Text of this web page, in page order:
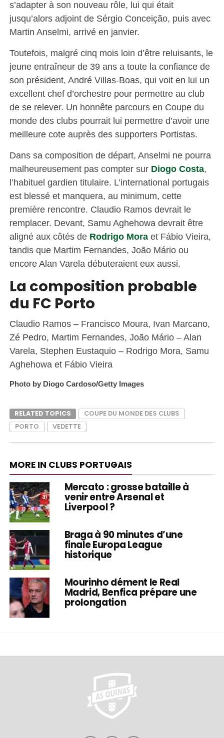
s’adapter à son nouveau rôle, lui qui était
jusqu’alors adjoint de Sérgio Conceição, puis avec
Martin Anselmi, arrivé en janvier.
Toutefois, malgré cinq mois loin d’être reluisants, le
jeune entraîneur de 39 ans a toute la confiance de
son président, André Villas-Boas, qui voit en lui un
excellent chef d’orchestre pour permettre au club
de se relever. Un honnête parcours en Coupe du
monde des clubs pourrait lui permettre d’avoir une
meilleure cote auprès des supporters Portistas.
Dans sa composition de départ, Anselmi ne pourra
malheureusement pas compter sur Diogo Costa,
l’habituel gardien titulaire. L’international portugais
est blessé et manquera, au minimum, cette
première rencontre. Claudio Ramos devrait le
remplacer. Devant, Samu Aghehowa devrait être
aligné aux côtés de Rodrigo Moraet Fábio Vieira,
tandis que Martim Fernandes, João Mário ou
encore Alan Varela débuteraient eux aussi.
La composition probable
du FC Porto
Claudio Ramos – Francisco Moura, Ivan Marcano,
Zé Pedro, Martim Fernandes, João Mário – Alan
Varela, Stephen Eustaquio – Rodrigo Mora, Samu
Aghehowa et Fábio Vieira
Photo by Diogo Cardoso/Getty Images
RELATED TOPICS
COUPE DU MONDE DES CLUBS
PORTO
VEDETTE
MORE IN CLUBS PORTUGAIS
Mercato : grosse bataille à
venir entre Arsenal et
Liverpool ?
Braga à 90 minutes d’une
finale Europa League
historique
Mourinho dément le Real
Madrid, Benfica prépare une
prolongation